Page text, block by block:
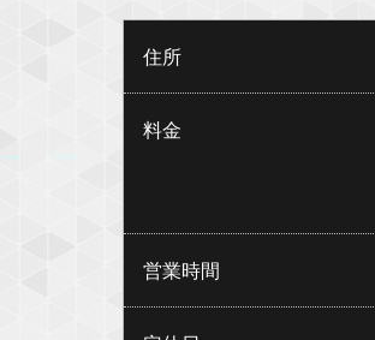
住所
料金
営業時間